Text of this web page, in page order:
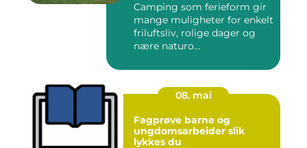
Camping som ferieform gir
mange muligheter for enkelt
friluftsliv, rolige dager og
nære naturo...
08. mai
Fagprøve barne og
ungdomsarbeider slik
lykkes du